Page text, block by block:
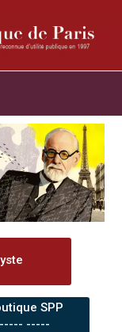
SPP
----- -----